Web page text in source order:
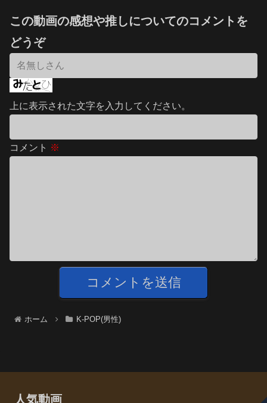
この動画の感想や推しについてのコメントを
どうぞ
上に表示された文字を入力してください。
コメント ※
ホーム K-POP(男性)
人気動画